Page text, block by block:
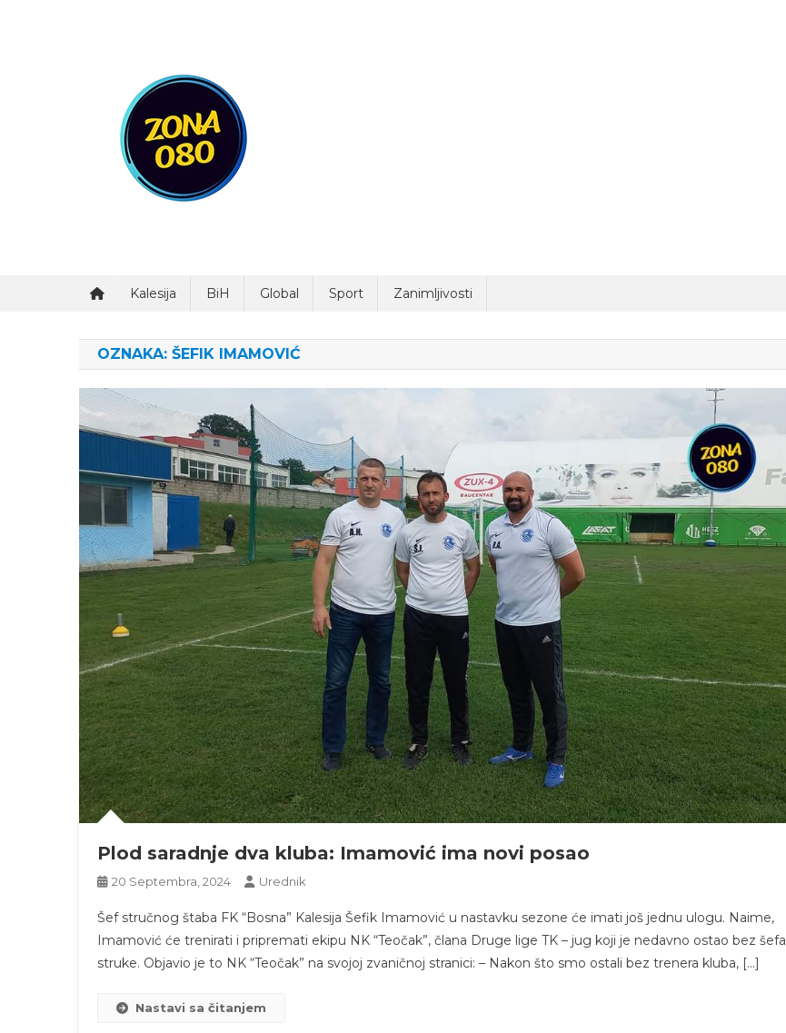
Kalesija BiH Global Sport Zanimljivosti
OZNAKA: ŠEFIK IMAMOVIĆ
Plod saradnje dva kluba: Imamović ima novi posao
20 Septembra, 2024 Urednik
Šef stručnog štaba FK “Bosna” Kalesija Šefik Imamović u nastavku sezone će imati još jednu ulogu. Naime,
Imamović će trenirati i pripremati ekipu NK “Teočak”, člana Druge lige TK – jug koji je nedavno ostao bez šefa
struke. Objavio je to NK “Teočak” na svojoj zvaničnoj stranici: – Nakon što smo ostali bez trenera kluba, […]
Nastavi sa čitanjem